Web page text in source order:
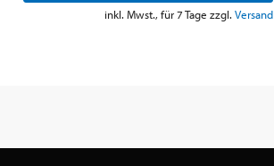
inkl. Mwst., für 7 Tage zzgl. Versand